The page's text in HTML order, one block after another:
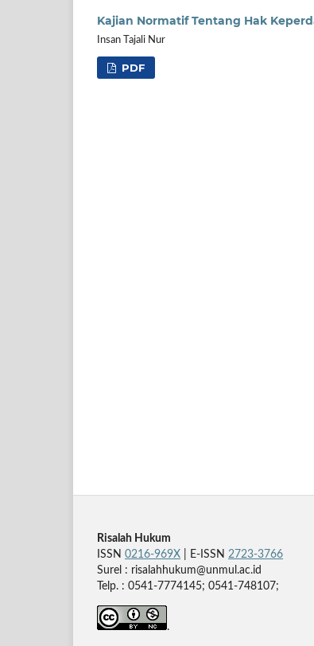
Kajian Normatif Tentang Hak
Insan Tajali Nur
PDF
Risalah Hukum
ISSN 0216-969X | E-ISSN 2723-3766
Surel : risalahhukum@unmul.ac.id
Telp. : 0541-7774145; 0541-748107;
.